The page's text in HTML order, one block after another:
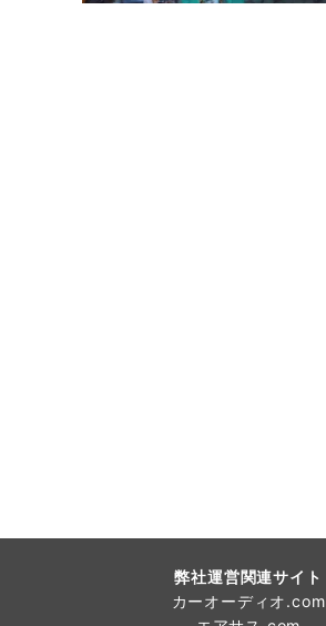
弊社運営関連サイト
カーオーディオ.com